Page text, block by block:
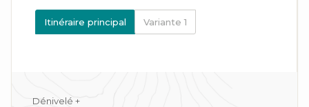
Itinéraire principal Variante 1
Dénivelé +